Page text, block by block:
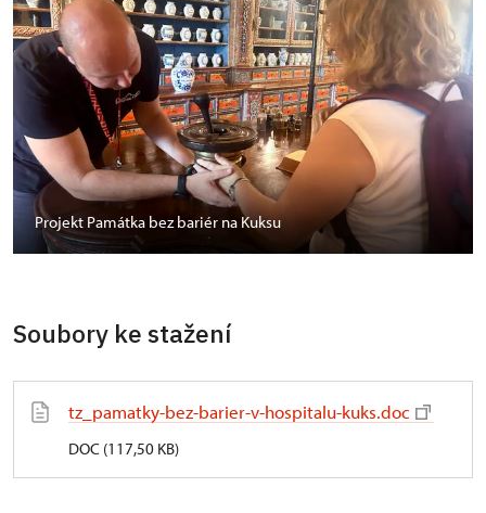
Projekt Památka bez bariér na Kuksu
Soubory ke stažení
tz_pamatky-bez-barier-v-hospitalu-kuks.doc
DOC (117,50 KB)